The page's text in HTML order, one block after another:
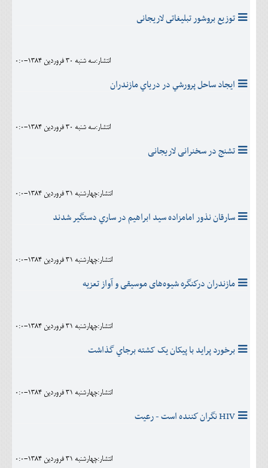
توزيع بروشور تبليغاتى لاريجانى
انتشار:سه شنبه 30 فروردين 1384-0:0
ايجاد ساحل پرورشي در درياي مازندران
انتشار:سه شنبه 30 فروردين 1384-0:0
تشنج در سخنرانی لاریجانی
انتشار:چهارشنبه 31 فروردين 1384-0:0
سارقان نذور امامزاده سيد ابراهيم در ساري دستگير شدند
انتشار:چهارشنبه 31 فروردين 1384-0:0
مازندران دركنگره شيوه‌های موسيقی و آواز تعزيه
انتشار:چهارشنبه 31 فروردين 1384-0:0
برخورد پرايد با پيکان يک کشته برجاي گذاشت
انتشار:چهارشنبه 31 فروردين 1384-0:0
HIV نگران كننده است - رعيت
انتشار:چهارشنبه 31 فروردين 1384-0:0